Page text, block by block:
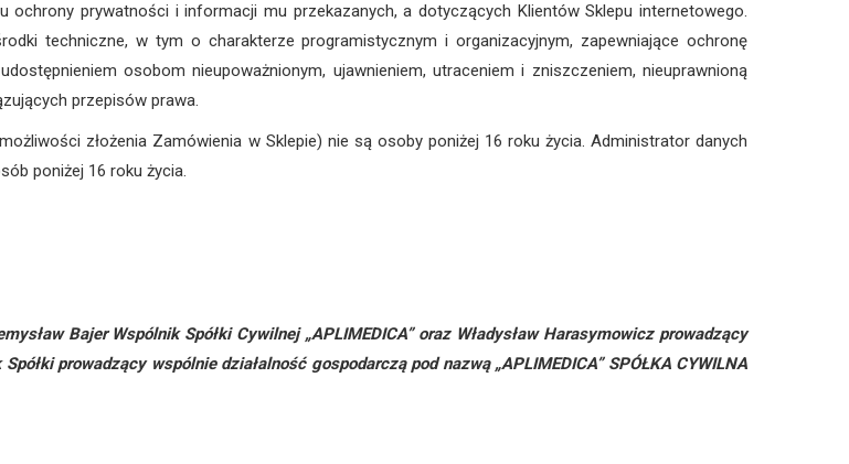
prywatności i informacji mu przekazanych, a dotyczących Klientów Sklepu internetowego.
techniczne, w tym o charakterze programistycznym i organizacyjnym, zapewniające ochronę
osobom nieupoważnionym, ujawnieniem, utraceniem i zniszczeniem, nieuprawnioną
przepisów prawa.
złożenia Zamówienia w Sklepie) nie są osoby poniżej 16 roku życia. Administrator danych
poniżej 16 roku życia.
Bajer Wspólnik Spółki Cywilnej „APLIMEDICA” oraz Władysław Harasymowicz prowadzący
prowadzący wspólnie działalność gospodarczą pod nazwą „APLIMEDICA” SPÓŁKA CYWILNA